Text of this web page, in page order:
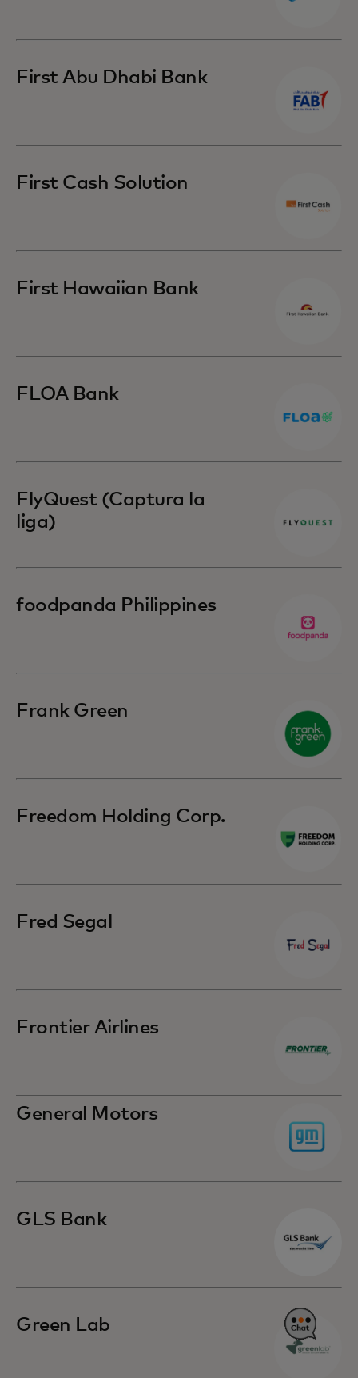
First Abu Dhabi Bank
First Cash Solution
First Hawaiian Bank
FLOA Bank
FlyQuest (Captura la
liga)
foodpanda Philippines
Frank Green
Freedom Holding Corp.
Fred Segal
Frontier Airlines
General Motors
GLS Bank
Green Lab